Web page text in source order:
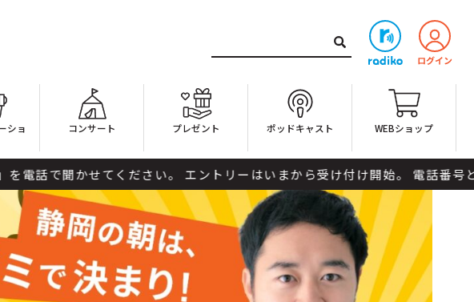
ショ
コンサート プレゼント ポッドキャスト WEBショップ
さい。 エントリーはいまから受け付け開始。 電話番号と、ラララ